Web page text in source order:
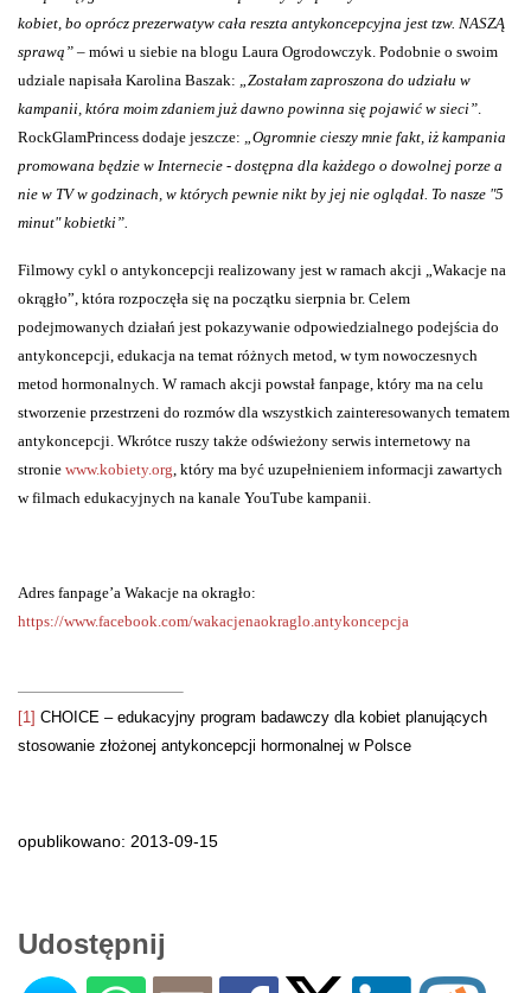
kobiet, bo oprócz prezerwatyw cała reszta antykoncepcyjna jest tzw. NASZĄ
sprawą” – mówi u siebie na blogu Laura Ogrodowczyk. Podobnie o swoim
udziale napisała Karolina Baszak: „Zostałam zaproszona do udziału w
kampanii, która moim zdaniem już dawno powinna się pojawić w sieci”.
RockGlamPrincess dodaje jeszcze: „Ogromnie cieszy mnie fakt, iż kampania
promowana będzie w Internecie - dostępna dla każdego o dowolnej porze a
nie w TV w godzinach, w których pewnie nikt by jej nie oglądał. To nasze "5
minut" kobietki”.
Filmowy cykl o antykoncepcji realizowany jest w ramach akcji „Wakacje na
okrągło”, która rozpoczęła się na początku sierpnia br. Celem
podejmowanych działań jest pokazywanie odpowiedzialnego podejścia do
antykoncepcji, edukacja na temat różnych metod, w tym nowoczesnych
metod hormonalnych. W ramach akcji powstał fanpage, który ma na celu
stworzenie przestrzeni do rozmów dla wszystkich zainteresowanych tematem
antykoncepcji. Wkrótce ruszy także odświeżony serwis internetowy na
stronie www.kobiety.org, który ma być uzupełnieniem informacji zawartych
w filmach edukacyjnych na kanale YouTube kampanii.
Adres fanpage’a Wakacje na okragło:
https://www.facebook.com/wakacjenaokraglo.antykoncepcja
[1] CHOICE – edukacyjny program badawczy dla kobiet planujących
stosowanie złożonej antykoncepcji hormonalnej w Polsce
opublikowano: 2013-09-15
Udostępnij